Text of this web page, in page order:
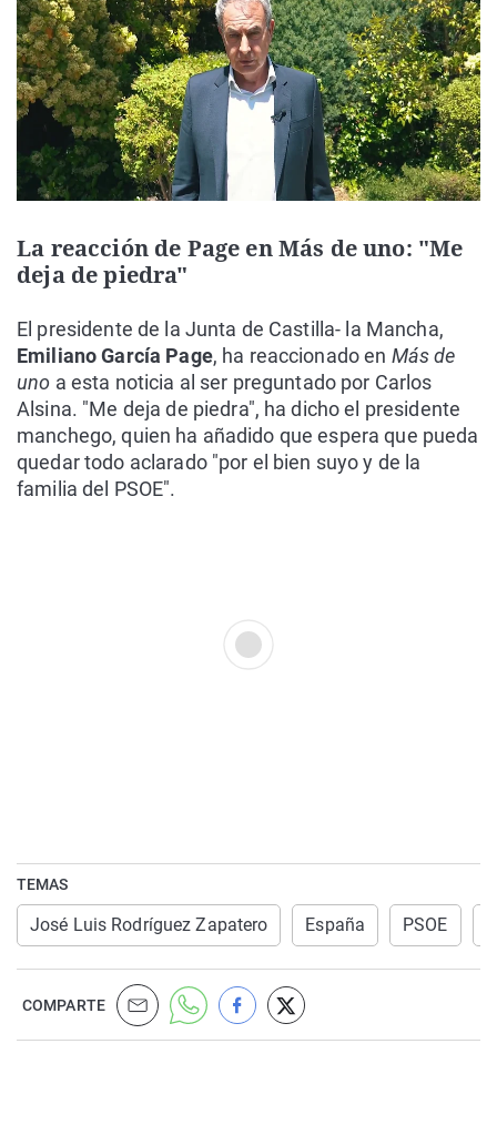
La reacción de Page en Más de uno: "Me
deja de piedra"
El presidente de la Junta de Castilla- la Mancha,
Emiliano García Page, ha reaccionado en Más de
uno a esta noticia al ser preguntado por Carlos
Alsina. "Me deja de piedra", ha dicho el presidente
manchego, quien ha añadido que espera que pueda
quedar todo aclarado "por el bien suyo y de la
familia del PSOE".
TEMAS
José Luis Rodríguez Zapatero España PSOE
COMPARTE